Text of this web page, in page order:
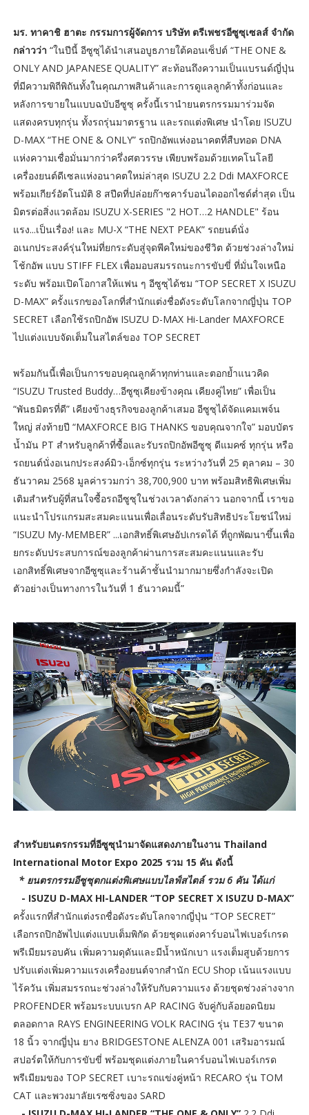
มร. ทาคาชิ ฮาตะ กรรมการผู้จัดการ บริษัท ตรีเพชรอีซูซุเซลส์ จำกัด
กล่าวว่า “ในปีนี้ อีซูซุได้นำเสนอบูธภายใต้คอนเซ็ปต์ “THE ONE &
ONLY AND JAPANESE QUALITY” สะท้อนถึงความเป็นแบรนด์ญี่ปุ่น
ที่มีความพิถีพิถันทั้งในคุณภาพสินค้าและการดูแลลูกค้าทั้งก่อนและ
หลังการขายในแบบฉบับอีซูซุ ครั้งนี้เรานำยนตรกรรมมาร่วมจัด
แสดงครบทุกรุ่น ทั้งรถรุ่นมาตรฐาน และรถแต่งพิเศษ นำโดย ISUZU
D-MAX “THE ONE & ONLY” รถปิกอัพแห่งอนาคตที่สืบทอด DNA
แห่งความเชื่อมั่นมากว่าครึ่งศตวรรษ เพียบพร้อมด้วยเทคโนโลยี
เครื่องยนต์ดีเซลแห่งอนาคตใหม่ล่าสุด ISUZU 2.2 Ddi MAXFORCE
พร้อมเกียร์อัตโนมัติ 8 สปีดที่ปล่อยก๊าซคาร์บอนไดออกไซด์ต่ำสุด เป็น
มิตรต่อสิ่งแวดล้อม ISUZU X-SERIES "2 HOT…2 HANDLE" ร้อน
แรง...เป็นเรื่อง! และ MU-X “THE NEXT PEAK” รถยนต์นั่ง
อเนกประสงค์รุ่นใหม่ที่ยกระดับสู่จุดพีคใหม่ของชีวิต ด้วยช่วงล่างใหม่
โช้กอัพ แบบ STIFF FLEX เพื่อมอบสมรรถนะการขับขี่ ที่มั่นใจเหนือ
ระดับ พร้อมเปิดโอกาสให้แฟน ๆ อีซูซุได้ชม “TOP SECRET X ISUZU
D-MAX” ครั้งแรกของโลกที่สำนักแต่งชื่อดังระดับโลกจากญี่ปุ่น TOP
SECRET เลือกใช้รถปิกอัพ ISUZU D-MAX Hi-Lander MAXFORCE
ไปแต่งแบบจัดเต็มในสไตล์ของ TOP SECRET
พร้อมกันนี้เพื่อเป็นการขอบคุณลูกค้าทุกท่านและตอกย้ำแนวคิด
“ISUZU Trusted Buddy…อีซูซุเคียงข้างคุณ เคียงคู่ไทย” เพื่อเป็น
“พันธมิตรที่ดี” เคียงข้างธุรกิจของลูกค้าเสมอ อีซูซุได้จัดแคมเพจ์น
ใหญ่ ส่งท้ายปี “MAXFORCE BIG THANKS ขอบคุณจากใจ” มอบบัตร
น้ำมัน PT สำหรับลูกค้าที่ซื้อและรับรถปิกอัพอีซูซุ ดีแมคซ์ ทุกรุ่น หรือ
รถยนต์นั่งอเนกประสงค์มิว-เอ็กซ์ทุกรุ่น ระหว่างวันที่ 25 ตุลาคม – 30
ธันวาคม 2568 มูลค่ารวมกว่า 38,700,900 บาท พร้อมสิทธิพิเศษเพิ่ม
เติมสำหรับผู้ที่สนใจซื้อรถอีซูซุในช่วงเวลาดังกล่าว นอกจากนี้ เราขอ
แนะนำโปรแกรมสะสมคะแนนเพื่อเลื่อนระดับรับสิทธิประโยชน์ใหม่
“ISUZU My-MEMBER” ...เอกสิทธิ์พิเศษอัปเกรดได้ ที่ถูกพัฒนาขึ้นเพื่อ
ยกระดับประสบการณ์ของลูกค้าผ่านการสะสมคะแนนและรับ
เอกสิทธิ์พิเศษจากอีซูซุและร้านค้าชั้นนำมากมายซึ่งกำลังจะเปิด
ตัวอย่างเป็นทางการในวันที่ 1 ธันวาคมนี้”
สำหรับยนตรกรรมที่อีซูซุนำมาจัดแสดงภายในงาน Thailand
International Motor Expo 2025 รวม 15 คัน ดังนี้
* ยนตรกรรมอีซูซุตกแต่งพิเศษแบบไลฟ์สไตล์ รวม 6 คัน ได้แก่
- ISUZU D-MAX HI-LANDER “TOP SECRET X ISUZU D-MAX”
ครั้งแรกที่สำนักแต่งรถชื่อดังระดับโลกจากญี่ปุ่น “TOP SECRET”
เลือกรถปิกอัพไปแต่งแบบเต็มพิกัด ด้วยชุดแต่งคาร์บอนไฟเบอร์เกรด
พรีเมียมรอบคัน เพิ่มความดุดันและมีน้ำหนักเบา แรงเต็มสูบด้วยการ
ปรับแต่งเพิ่มความแรงเครื่องยนต์จากสำนัก ECU Shop เน้นแรงแบบ
ไร้ควัน เพิ่มสมรรถนะช่วงล่างให้รับกับความแรง ด้วยชุดช่วงล่างจาก
PROFENDER พร้อมระบบเบรก AP RACING จับคู่กับล้อยอดนิยม
ตลอดกาล RAYS ENGINEERING VOLK RACING รุ่น TE37 ขนาด
18 นิ้ว จากญี่ปุ่น ยาง BRIDGESTONE ALENZA 001 เสริมอารมณ์
สปอร์ตให้กับการขับขี่ พร้อมชุดแต่งภายในคาร์บอนไฟเบอร์เกรด
พรีเมียมของ TOP SECRET เบาะรถแข่งคู่หน้า RECARO รุ่น TOM
CAT และพวงมาลัยเรซซิ่งของ SARD